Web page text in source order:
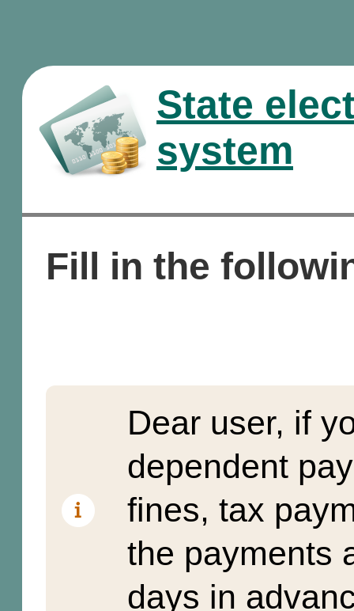
State
system
Fill in the
Dear user, if
dependent
fines, tax
the payments
days in